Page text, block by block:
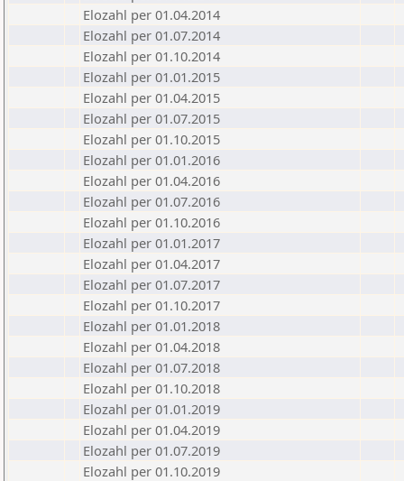
Elozahl per 01.04.2014
Elozahl per 01.07.2014
Elozahl per 01.10.2014
Elozahl per 01.01.2015
Elozahl per 01.04.2015
Elozahl per 01.07.2015
Elozahl per 01.10.2015
Elozahl per 01.01.2016
Elozahl per 01.04.2016
Elozahl per 01.07.2016
Elozahl per 01.10.2016
Elozahl per 01.01.2017
Elozahl per 01.04.2017
Elozahl per 01.07.2017
Elozahl per 01.10.2017
Elozahl per 01.01.2018
Elozahl per 01.04.2018
Elozahl per 01.07.2018
Elozahl per 01.10.2018
Elozahl per 01.01.2019
Elozahl per 01.04.2019
Elozahl per 01.07.2019
Elozahl per 01.10.2019